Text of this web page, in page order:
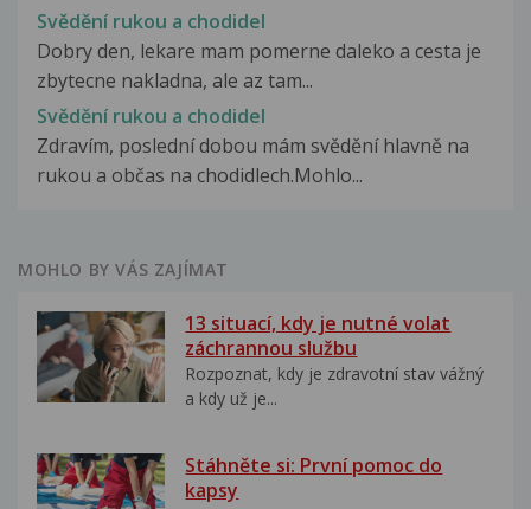
Svědění rukou a chodidel
Dobry den, lekare mam pomerne daleko a cesta je
zbytecne nakladna, ale az tam...
Svědění rukou a chodidel
Zdravím, poslední dobou mám svědění hlavně na
rukou a občas na chodidlech.Mohlo...
MOHLO BY VÁS ZAJÍMAT
13 situací, kdy je nutné volat
záchrannou službu
Rozpoznat, kdy je zdravotní stav vážný
a kdy už je...
Stáhněte si: První pomoc do
kapsy